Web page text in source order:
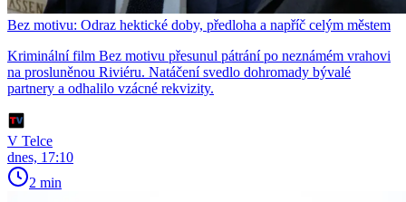
Bez motivu: Odraz hektické doby, předloha a napříč celým městem
Kriminální film Bez motivu přesunul pátrání po neznámém vrahovi
na prosluněnou Riviéru. Natáčení svedlo dohromady bývalé
partnery a odhalilo vzácné rekvizity.
V Telce
dnes, 17:10
2 min